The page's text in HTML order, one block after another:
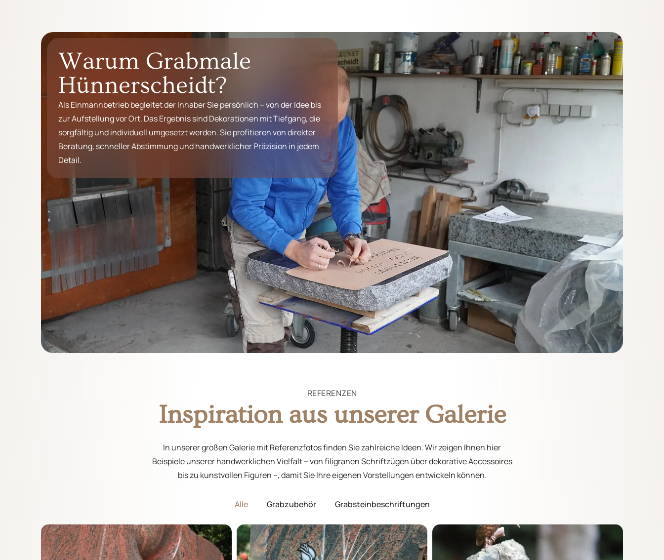
Warum Grabmale
Hünnerscheidt?
Als Einmannbetrieb begleitet der Inhaber Sie persönlich – von der Idee bis
zur Aufstellung vor Ort. Das Ergebnis sind Dekorationen mit Tiefgang, die
sorgfältig und individuell umgesetzt werden. Sie profitieren von direkter
Beratung, schneller Abstimmung und handwerklicher Präzision in jedem
Detail.
REFERENZEN
Inspiration aus unserer Galerie
In unserer großen Galerie mit Referenzfotos finden Sie zahlreiche Ideen. Wir zeigen Ihnen hier
Beispiele unserer handwerklichen Vielfalt – von filigranen Schriftzügen über dekorative Accessoires
bis zu kunstvollen Figuren –, damit Sie Ihre eigenen Vorstellungen entwickeln können.
Alle Grabzubehör Grabsteinbeschriftungen